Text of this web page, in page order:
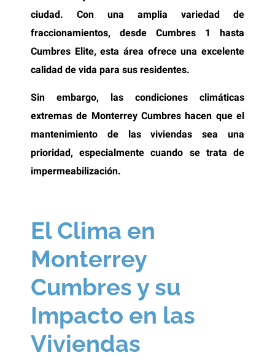
ciudad. Con una amplia variedad de
fraccionamientos, desde Cumbres 1 hasta
Cumbres Elite, esta área ofrece una excelente
calidad de vida para sus residentes.
Sin embargo, las condiciones climáticas
extremas de Monterrey Cumbres hacen que el
mantenimiento de las viviendas sea una
prioridad, especialmente cuando se trata de
impermeabilización.
El Clima en
Monterrey
Cumbres y su
Impacto en las
Viviendas